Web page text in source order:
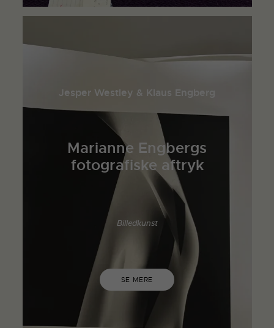
Jesper Westley & Klaus Engberg
Marianne Engbergs
fotografiske aftryk
Billedkunst
SE MERE